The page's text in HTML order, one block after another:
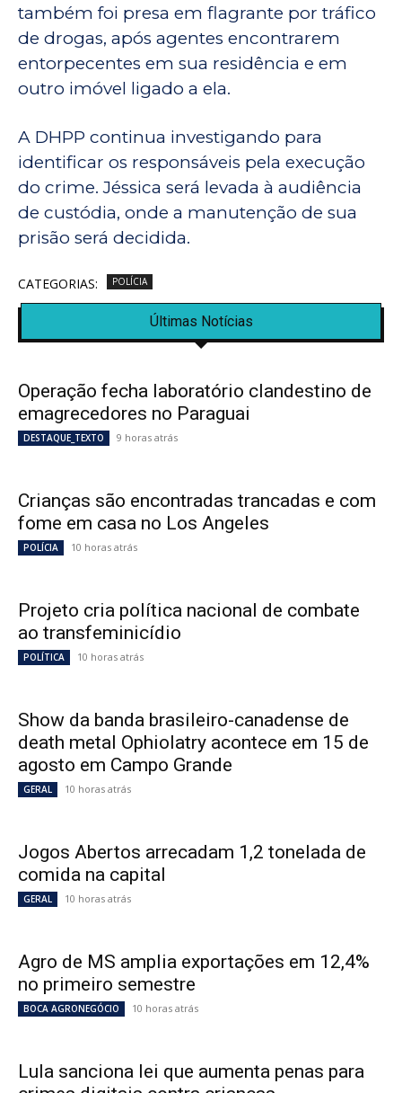
também foi presa em flagrante por tráfico
de drogas, após agentes encontrarem
entorpecentes em sua residência e em
outro imóvel ligado a ela.
A DHPP continua investigando para
identificar os responsáveis pela execução
do crime. Jéssica será levada à audiência
de custódia, onde a manutenção de sua
prisão será decidida.
CATEGORIAS: POLÍCIA
Últimas Notícias
Operação fecha laboratório clandestino de
emagrecedores no Paraguai
DESTAQUE_TEXTO 9 horas atrás
Crianças são encontradas trancadas e com
fome em casa no Los Angeles
POLÍCIA 10 horas atrás
Projeto cria política nacional de combate
ao transfeminicídio
POLÍTICA 10 horas atrás
Show da banda brasileiro-canadense de
death metal Ophiolatry acontece em 15 de
agosto em Campo Grande
GERAL 10 horas atrás
Jogos Abertos arrecadam 1,2 tonelada de
comida na capital
GERAL 10 horas atrás
Agro de MS amplia exportações em 12,4%
no primeiro semestre
BOCA AGRONEGÓCIO 10 horas atrás
Lula sanciona lei que aumenta penas para